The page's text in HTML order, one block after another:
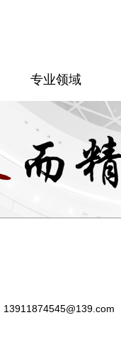
专业领域
13911874545@139.com